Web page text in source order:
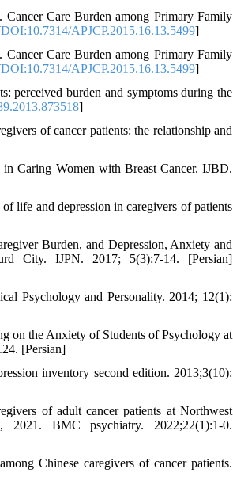
Care Burden among Primary Family
DOI:10.7314/APJCP.2015.16.13.5499]
Care Burden among Primary Family
DOI:10.7314/APJCP.2015.16.13.5499]
perceived burden and symptoms during the
]
of cancer patients: the relationship and
Caring Women with Breast Cancer. IJBD.
life and depression in caregivers of patients
Burden, and Depression, Anxiety and
City. IJPN. 2017; 5(3):7-14. [Persian]
Psychology and Personality. 2014; 12(1):
on the Anxiety of Students of Psychology at
[Persian]
inventory second edition. 2013;3(10):
of adult cancer patients at Northwest
2021. BMC psychiatry. 2022;22(1):1-0.
Chinese caregivers of cancer patients.